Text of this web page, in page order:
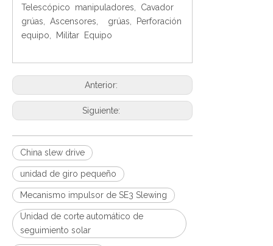
Telescópico manipuladores, Cavador
grúas, Ascensores, grúas, Perforación
equipo, Militar Equipo
Anterior:
Siguiente:
China slew drive
unidad de giro pequeño
Mecanismo impulsor de SE3 Slewing
Unidad de corte automático de
seguimiento solar